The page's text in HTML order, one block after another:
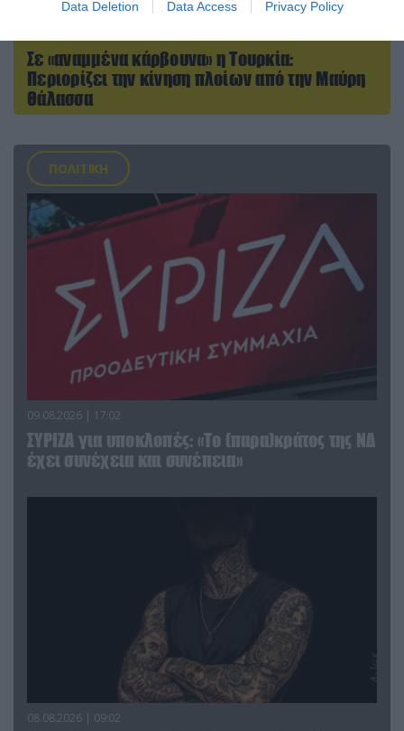
Data Deletion Data Access Privacy Policy
Σε «αναμμένα κάρβουνα» η Τουρκία:
Περιορίζει την κίνηση πλοίων από την Μαύρη
Θάλασσα
ΠΟΛΙΤΙΚΗ
09.08.2026 | 17:02
ΣΥΡΙΖΑ για υποκλοπές: «Το (παρα)κράτος της ΝΔ
έχει συνέχεια και συνέπεια»
08.08.2026 | 09:02